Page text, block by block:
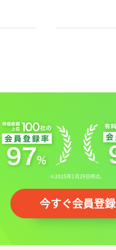
※2025年1月29日時点。
今すぐ会員登録